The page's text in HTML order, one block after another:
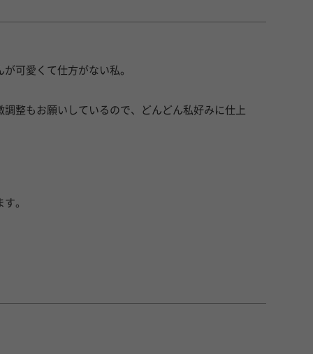
可愛くて仕方がない私。
整もお願いしているので、どんどん私好みに仕上
。